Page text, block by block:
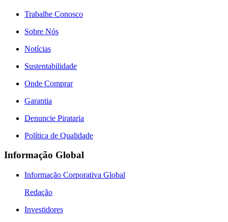
Trabalhe Conosco
Sobre Nós
Notícias
Sustentabilidade
Onde Comprar
Garantia
Denuncie Pirataria
Política de Qualidade
Informação Global
Informação Corporativa Global
Redação
Investidores